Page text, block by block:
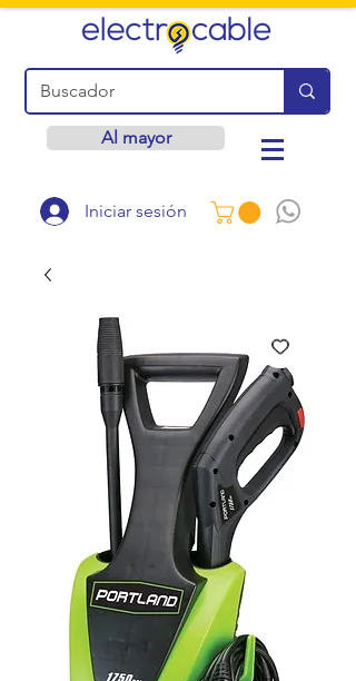
Al mayor
Iniciar sesión